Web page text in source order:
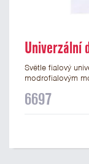
Univerzální
Světle fialový
modrofialovým
ve formátu A4 a
6697